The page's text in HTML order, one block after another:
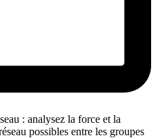
: analysez la force et la
possibles entre les groupes